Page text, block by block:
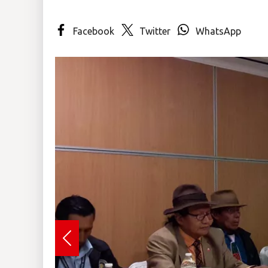
Multimedia
Facebook Twitter WhatsApp
Previous